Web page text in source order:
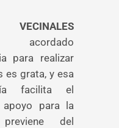
acordado
para realizar
es grata, y esa
facilita el
apoyo para la
del